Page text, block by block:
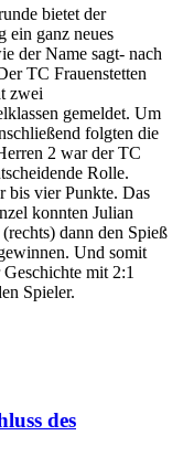
bietet der
ein ganz neues
der Name sagt- nach
TC Frauenstetten
zwei
gemeldet. Um
folgten die
2 war der TC
Rolle.
bis vier Punkte. Das
konnten Julian
dann den Spieß
Und somit
mit 2:1
Spieler.
des